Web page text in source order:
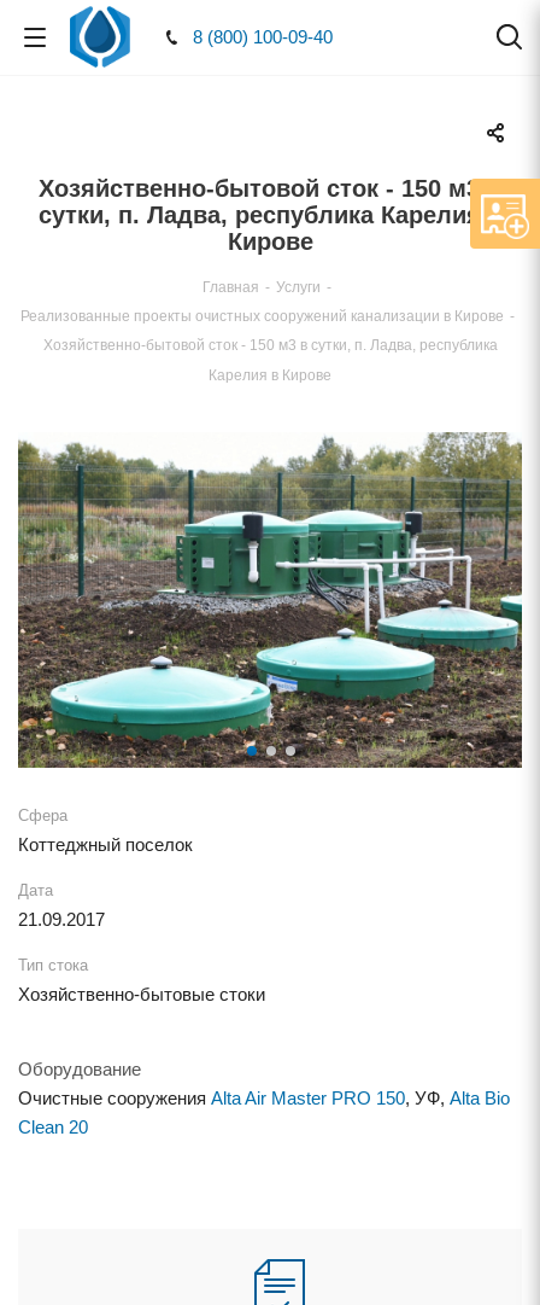
8 (800) 100-09-40
Хозяйственно-бытовой сток - 150 м3
сутки, п. Ладва, республика Карелия
Кирове
Главная - Услуги -
Реализованные проекты очистных сооружений канализации в Кирове -
Хозяйственно-бытовой сток - 150 м3 в сутки, п. Ладва, республика
Карелия в Кирове
Сфера
Коттеджный поселок
Дата
21.09.2017
Тип стока
Хозяйственно-бытовые стоки
Оборудование
Очистные сооружения Alta Air Master PRO 150, УФ, Alta Bio
Clean 20